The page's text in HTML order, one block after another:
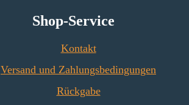
Shop-Service
Kontakt
Versand und Zahlungsbedingungen
Rückgabe